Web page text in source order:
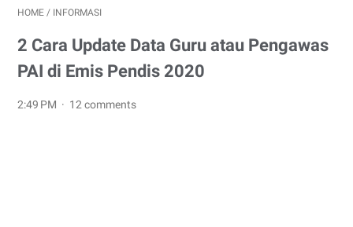
HOME / INFORMASI
2 Cara Update Data Guru atau Pengawas
PAI di Emis Pendis 2020
2:49 PM 12 comments